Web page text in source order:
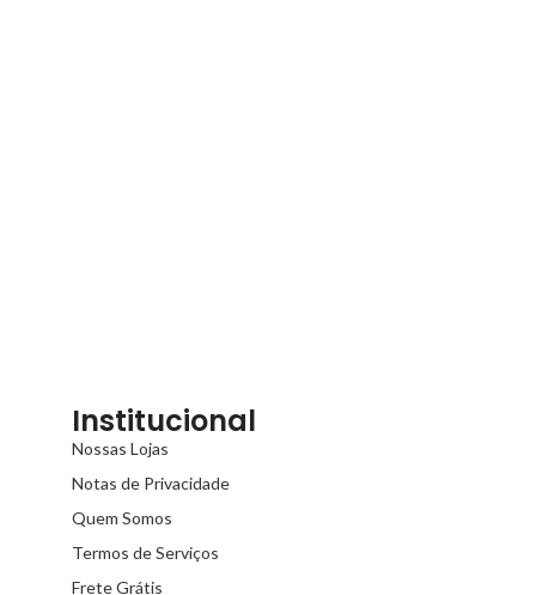
Institucional
Nossas Lojas
Notas de Privacidade
Quem Somos
Termos de Serviços
Frete Grátis